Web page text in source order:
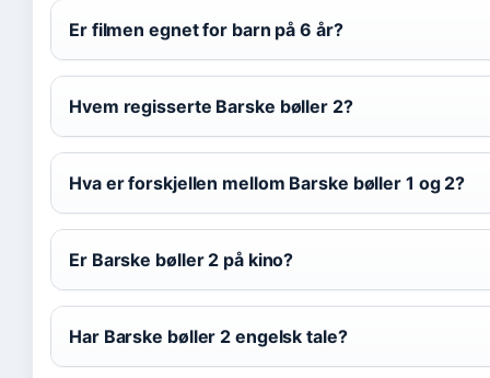
Er filmen egnet for barn på 6 år?
Hvem regisserte Barske bøller 2?
Hva er forskjellen mellom Barske bøller 1 og 2?
Er Barske bøller 2 på kino?
Har Barske bøller 2 engelsk tale?